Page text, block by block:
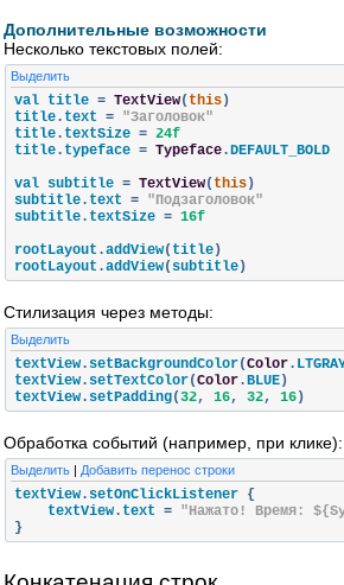
Дополнительные возможности
Несколько текстовых полей:
Выделить
val title = TextView( this)
title. text = "Заголовок"
title. textSize = 24f
title. typeface = Typeface.DEFAULT_BOLD
val subtitle = TextView( this)
subtitle. text = "Подзаголовок"
subtitle. textSize = 16f
rootLayout .addView( title)
rootLayout .addView(subtitle)
Стилизация через методы:
Выделить
textView.setBackgroundColor(Color.
textView.setTextColor(Color.BLUE)
textView.setPadding(32, 16, 32, 16)
Обработка событий (например, при клике):
Выделить | Добавить перенос строки
textView.setOnClickListener {
    textView
. text = "Нажато! Время:
}